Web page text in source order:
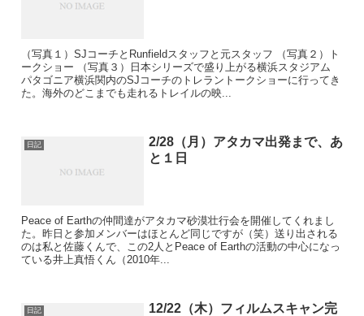
（写真１）SJコーチとRunfieldスタッフと元スタッフ （写真２）ト
ークショー （写真３）日本シリーズで盛り上がる横浜スタジアム
パタゴニア横浜関内のSJコーチのトレラントークショーに行ってき
た。海外のどこまでも走れるトレイルの映...
日記
2/28（月）アタカマ出発まで、あ
と１日
Peace of Earthの仲間達がアタカマ砂漠壮行会を開催してくれまし
た。昨日と参加メンバーはほとんど同じですが（笑）送り出される
のは私と佐藤くんで、この2人とPeace of Earthの活動の中心になっ
ている井上真悟くん（2010年...
日記
12/22（木）フィルムスキャン完